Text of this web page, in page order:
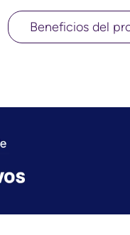
Beneficios del